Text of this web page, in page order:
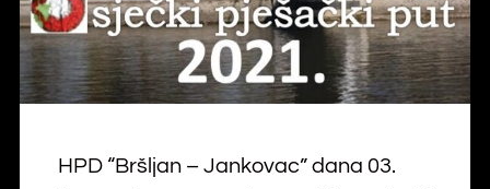
HPD “Bršljan – Jankovac” dana 03.